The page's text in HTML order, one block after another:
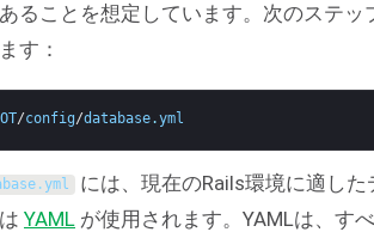
ることを想定しています。次のステ
す：
/config/database.yml
.yml には、現在のRails環境に適し
YAML が使用されます。YAMLは、す